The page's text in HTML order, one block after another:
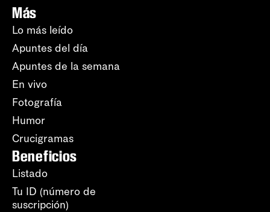
Más
Lo más leído
Apuntes del día
Apuntes de la semana
En vivo
Fotografía
Humor
Crucigramas
Beneficios
Listado
Tu ID (número de
suscripción)